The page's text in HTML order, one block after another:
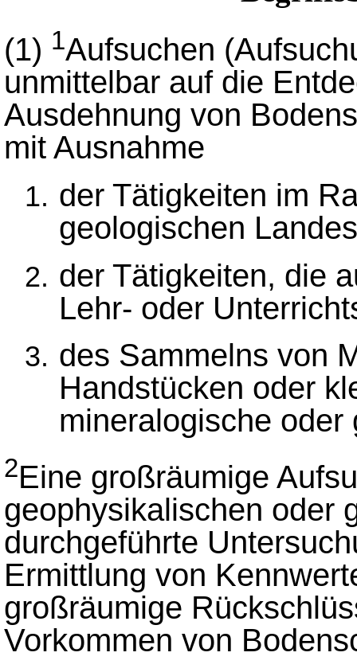
(1) 1Aufsuchen
unmittelbar auf die
Ausdehnung von
mit Ausnahme
der Tätigkeiten im
geologischen
der Tätigkeiten, die
Lehr- oder
des Sammelns von
Handstücken oder
mineralogische
2Eine großräumige
geophysikalischen oder
durchgeführte
Ermittlung von
großräumige
Vorkommen von